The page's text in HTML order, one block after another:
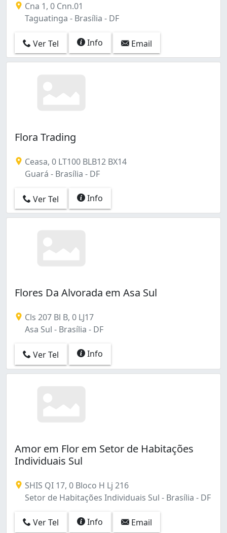
Cna 1, 0 Cnn.01
Taguatinga - Brasília - DF
Ver Tel Info Email
Flora Trading
Ceasa, 0 LT100 BLB12 BX14
Guará - Brasília - DF
Ver Tel Info
Flores Da Alvorada em Asa Sul
Cls 207 Bl B, 0 LJ17
Asa Sul - Brasília - DF
Ver Tel Info
Amor em Flor em Setor de Habitações
Individuais Sul
SHIS QI 17, 0 Bloco H Lj 216
Setor de Habitações Individuais Sul - Brasília - DF
Ver Tel Info Email